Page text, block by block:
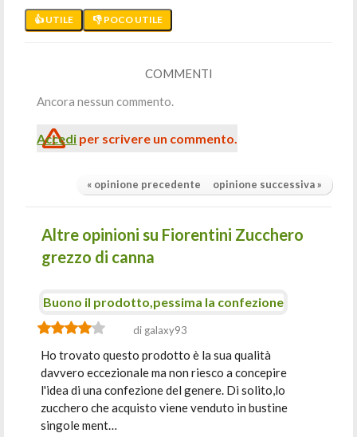
👍 UTILE 👎 POCO UTILE
COMMENTI
Ancora nessun commento.
Accedi per scrivere un commento.
« opinione precedente opinione successiva »
Altre opinioni su Fiorentini Zucchero
grezzo di canna
Buono il prodotto,pessima la confezione
di galaxy93
Ho trovato questo prodotto è la sua qualità
davvero eccezionale ma non riesco a concepire
l'idea di una confezione del genere. Di solito,lo
zucchero che acquisto viene venduto in bustine
singole ment…